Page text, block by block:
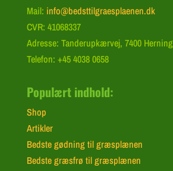
Mail: info@bedsttilgraesplaenen.dk
CVR: 41068337
Adresse: Tanderupkærvej, 7400 Herning
Telefon: +45 4038 0658
Populært indhold:
Shop
Artikler
Bedste gødning til græsplænen
Bedste græsfrø til græsplænen